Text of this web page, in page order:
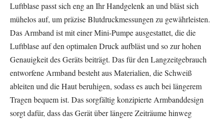
Luftblase passt sich eng an Ihr Handgelenk an und bläst sich
mühelos auf, um präzise Blutdruckmessungen zu gewährleisten.
Das Armband ist mit einer Mini-Pumpe ausgestattet, die die
Luftblase auf den optimalen Druck aufbläst und so zur hohen
Genauigkeit des Geräts beiträgt. Das für den Langzeitgebrauch
entworfene Armband besteht aus Materialien, die Schweiß
ableiten und die Haut beruhigen, sodass es auch bei längerem
Tragen bequem ist. Das sorgfältig konzipierte Armbanddesign
sorgt dafür, dass das Gerät über längere Zeiträume hinweg